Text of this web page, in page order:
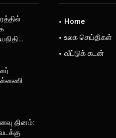
தினம்:
Home
உலக செய்திகள்
வீட்டுக் கடன்